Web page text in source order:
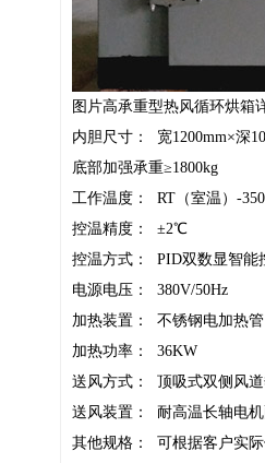
图片高承重型热风循环烘箱
内胆尺寸： 宽1200mm×深
底部加强承重≥1800kg
工作温度： RT（室温）-
控温精度： ±2℃
控温方式： PID双数显智能
电源电压： 380V/50Hz
加热装置： 不锈钢电加热
加热功率： 36KW
送风方式： 顶吸式双侧风
送风装置： 耐高温长轴电
其他规格： 可根据客户实